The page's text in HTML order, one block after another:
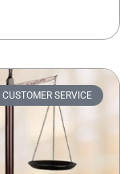
CUSTOMER SERVICE